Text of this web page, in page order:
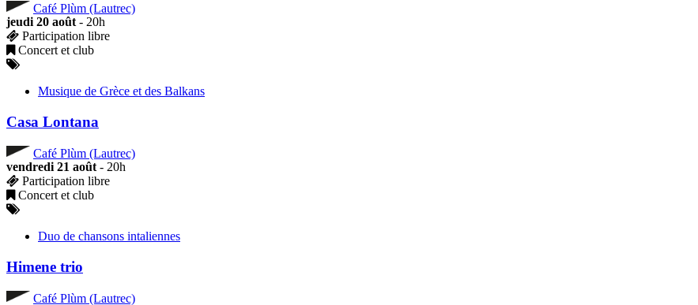
Café Plùm (Lautrec)
jeudi 20 août- 20h
Participation libre
Concert et club
Musique de Grèce et des Balkans
Casa Lontana
Café Plùm (Lautrec)
vendredi 21 août- 20h
Participation libre
Concert et club
Duo de chansons intaliennes
Himene trio
Café Plùm (Lautrec)